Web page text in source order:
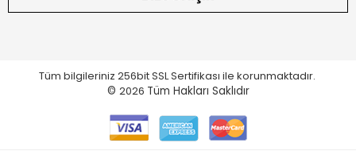
Tüm bilgileriniz 256bit SSL Sertifikası ile korunmaktadır.
© 2026 Tüm Hakları Saklıdır